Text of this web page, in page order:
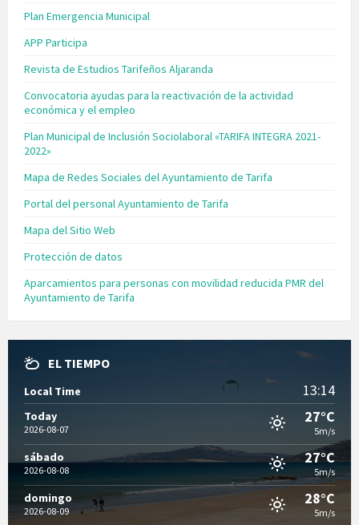
Plan Emergencia Municipal
APP Participa
Revista de Estudios Tarifeños Aljaranda
Convocatoria ayudas para la reactivación de la actividad
económica y el empleo
Plan Municipal de Inclusión Sociolaboral «TARIFA INTEGRA 2021-
2022»
Mapa de Redes Sociales del Ayuntamiento de Tarifa
Portal del personal Ayuntamiento de Tarifa
Mapa del Sitio Web
Protección de datos
Aparcamientos para personas con movilidad reducida PMR del
Ayuntamiento de Tarifa
EL TIEMPO
Local Time 13:14
Today
2026-08-07
27°C
5m/s
sábado
2026-08-08
27°C
5m/s
domingo
2026-08-09
28°C
5m/s